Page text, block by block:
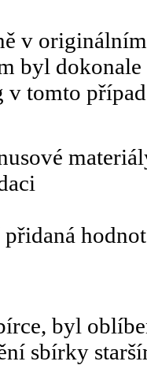
v
byl dokonale
v tomto
byl
sbírky